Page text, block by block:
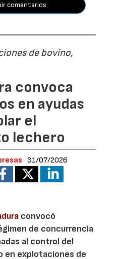
comentarios
de bovino,
convoca
en ayudas
el
lechero
31/07/2026
convocó
de concurrencia
al control del
en explotaciones de